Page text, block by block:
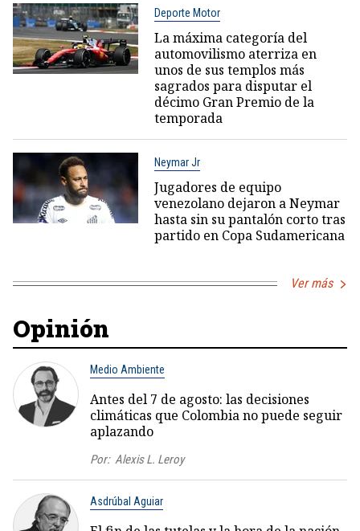
Deporte Motor
La máxima categoría del
automovilismo aterriza en
unos de sus templos más
sagrados para disputar el
décimo Gran Premio de la
temporada
Neymar Jr
Jugadores de equipo
venezolano dejaron a Neymar
hasta sin su pantalón corto tras
partido en Copa Sudamericana
Ver más
Opinión
Medio Ambiente
Antes del 7 de agosto: las decisiones
climáticas que Colombia no puede seguir
aplazando
Por: Alexis L. Leroy
Asdrúbal Aguiar